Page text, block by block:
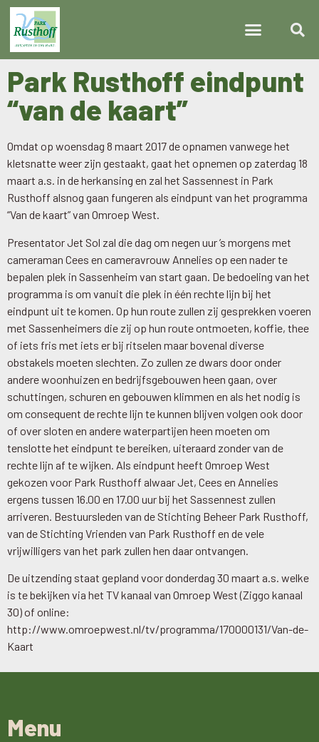
Park Rusthoff eindpunt
“van de kaart”
Omdat op woensdag 8 maart 2017 de opnamen vanwege het
kletsnatte weer zijn gestaakt, gaat het opnemen op zaterdag 18
maart a.s. in de herkansing en zal het Sassennest in Park
Rusthoff alsnog gaan fungeren als eindpunt van het programma
“Van de kaart” van Omroep West.
Presentator Jet Sol zal die dag om negen uur ’s morgens met
cameraman Cees en cameravrouw Annelies op een nader te
bepalen plek in Sassenheim van start gaan. De bedoeling van het
programma is om vanuit die plek in één rechte lijn bij het
eindpunt uit te komen. Op hun route zullen zij gesprekken voeren
met Sassenheimers die zij op hun route ontmoeten, koffie, thee
of iets fris met iets er bij ritselen maar bovenal diverse
obstakels moeten slechten. Zo zullen ze dwars door onder
andere woonhuizen en bedrijfsgebouwen heen gaan, over
schuttingen, schuren en gebouwen klimmen en als het nodig is
om consequent de rechte lijn te kunnen blijven volgen ook door
of over sloten en andere waterpartijen heen moeten om
tenslotte het eindpunt te bereiken, uiteraard zonder van de
rechte lijn af te wijken. Als eindpunt heeft Omroep West
gekozen voor Park Rusthoff alwaar Jet, Cees en Annelies
ergens tussen 16.00 en 17.00 uur bij het Sassennest zullen
arriveren. Bestuursleden van de Stichting Beheer Park Rusthoff,
van de Stichting Vrienden van Park Rusthoff en de vele
vrijwilligers van het park zullen hen daar ontvangen.
De uitzending staat gepland voor donderdag 30 maart a.s. welke
is te bekijken via het TV kanaal van Omroep West (Ziggo kanaal
30) of online:
http://www.omroepwest.nl/tv/programma/170000131/Van-de-
Kaart
Menu